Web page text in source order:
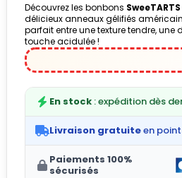
Découvrez les bonbons
délicieux anneaux gélifiés
parfait entre une texture tendre, une
touche acidulée !
En stock : expédition dès
Livraison gratuiteen
Paiements 100%
sécurisés